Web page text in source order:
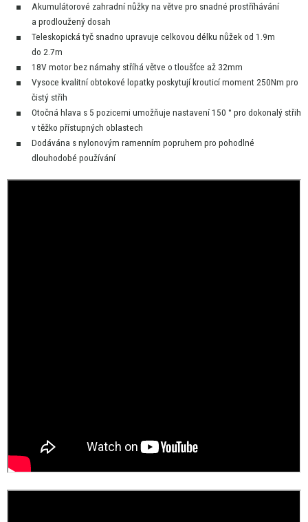
Akumulátorové zahradní nůžkyna větve pro snadné prostříhávání
a prodloužený dosah
Teleskopická tyč snadno upravuje celkovou délku nůžekod 1.9m
do 2.7m
18V motor bez námahy stříhá větve otloušťce až 32mm
Vysoce kvalitní obtokové lopatky poskytují krouticí moment 250Nm pro
čistý střih
Otočná hlava s 5 pozicemi umožňuje nastavení 150 ° pro dokonalý střih
vtěžko přístupných oblastech
Dodávána snylonovým ramenním popruhem pro pohodlné
dlouhodobé používání